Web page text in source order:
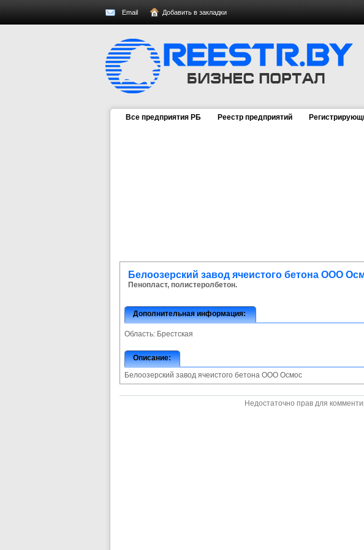
Email Добавить в закладки
Все предприятия РБ Реестр предприятий
Белоозерский завод ячеистого бетона ООО
Пенопласт, полистеролбетон.
Дополнительная информация:
Область: Брестская
Описание:
Белоозерский завод ячеистого бетона ООО Осмос
Недостаточно прав для